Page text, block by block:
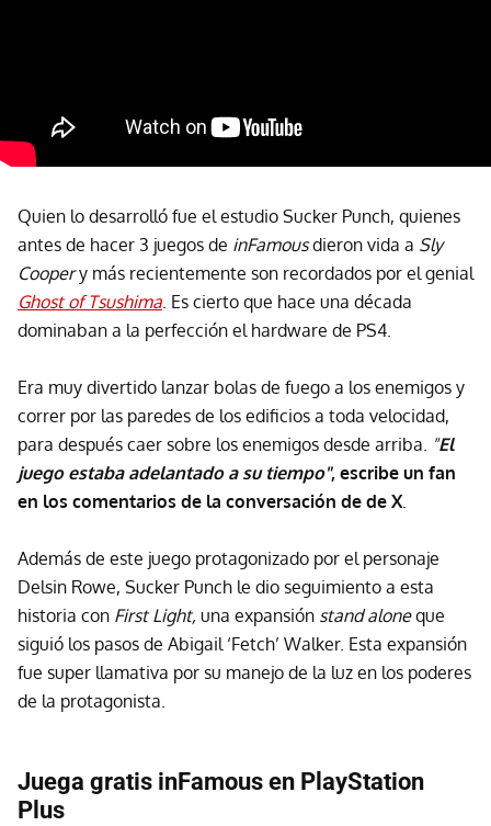
Quien lo desarrolló fue el estudio Sucker Punch, quienes
antes de hacer 3 juegos de inFamousdieron vida a Sly
Coopery más recientemente son recordados por el genial
Ghost of Tsushima. Es cierto que hace una década
dominaban a la perfección el hardware de PS4.
Era muy divertido lanzar bolas de fuego a los enemigos y
correr por las paredes de los edificios a toda velocidad,
para después caer sobre los enemigos desde arriba. "El
juego estaba adelantado a su tiempo", escribe un fan
en los comentarios de la conversación de de X.
Además de este juego protagonizado por el personaje
Delsin Rowe, Sucker Punch le dio seguimiento a esta
historia con First Light, una expansión stand aloneque
siguió los pasos de Abigail ‘Fetch’ Walker. Esta expansión
fue super llamativa por su manejo de la luz en los poderes
de la protagonista.
Juega gratis inFamous en PlayStation
Plus